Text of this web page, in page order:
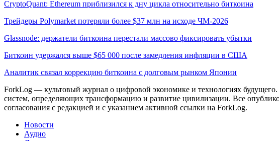
CryptoQuant: Ethereum приблизился к дну цикла относительно биткоина
Трейдеры Polymarket потеряли более $37 млн на исходе ЧМ-2026
Glassnode: держатели биткоина перестали массово фиксировать убытки
Биткоин удержался выше $65 000 после замедления инфляции в США
Аналитик связал коррекцию биткоина с долговым рынком Японии
ForkLog — культовый журнал о цифровой экономике и технологиях
систем, определяющих трансформацию и развитие цивилизации. Все
согласования с редакцией и с указанием активной ссылки на ForkLog.
Новости
Аудио